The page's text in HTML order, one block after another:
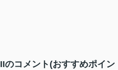
のコメント(おすすめポイン